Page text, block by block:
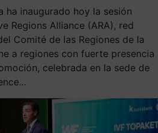
ha inaugurado hoy la sesión
Regions Alliance (ARA), red
Comité de las Regiones de la
a regiones con fuerte presencia
celebrada en la sede de